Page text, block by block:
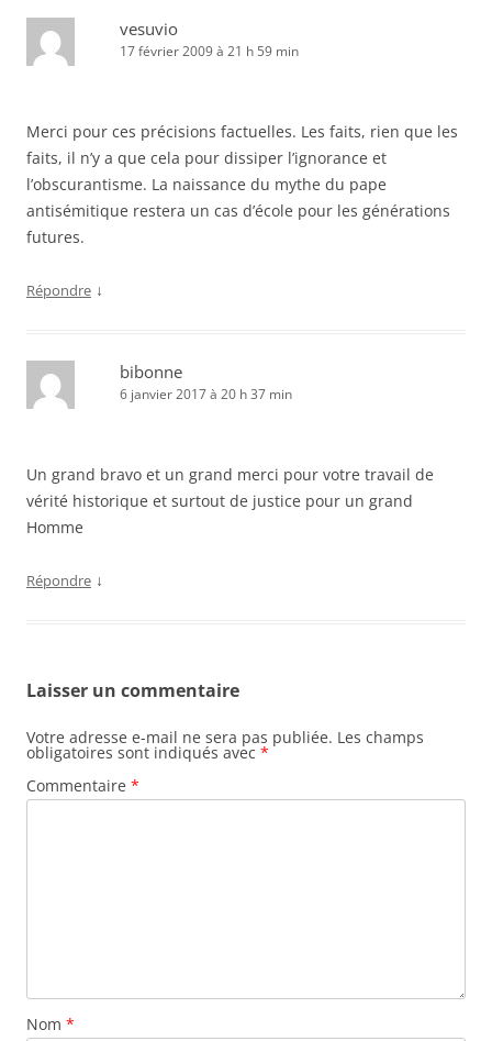
vesuvio
17 février 2009 à 21 h 59 min
Merci pour ces précisions factuelles. Les faits, rien que les
faits, il n’y a que cela pour dissiper l’ignorance et
l’obscurantisme. La naissance du mythe du pape
antisémitique restera un cas d’école pour les générations
futures.
Répondre ↓
bibonne
6 janvier 2017 à 20 h 37 min
Un grand bravo et un grand merci pour votre travail de
vérité historique et surtout de justice pour un grand
Homme
Répondre ↓
Laisser un commentaire
Votre adresse e-mail ne sera pas publiée. Les champs
obligatoires sont indiqués avec *
Commentaire *
Nom *